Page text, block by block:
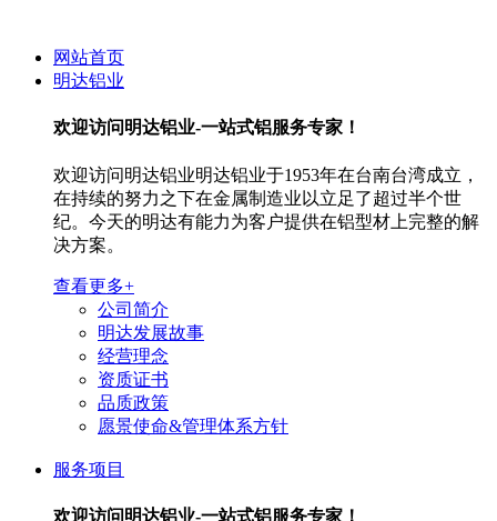
网站首页
明达铝业
欢迎访问明达铝业-一站式铝服务专家！
欢迎访问明达铝业明达铝业于1953年在台南台湾成立，
在持续的努力之下在金属制造业以立足了超过半个世
纪。今天的明达有能力为客户提供在铝型材上完整的解
决方案。
查看更多+
公司简介
明达发展故事
经营理念
资质证书
品质政策
愿景使命&管理体系方针
服务项目
欢迎访问明达铝业-一站式铝服务专家！